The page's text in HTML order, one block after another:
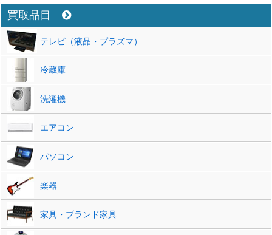
買取品目
テレビ（液晶・プラズマ）
冷蔵庫
洗濯機
エアコン
パソコン
楽器
家具・ブランド家具